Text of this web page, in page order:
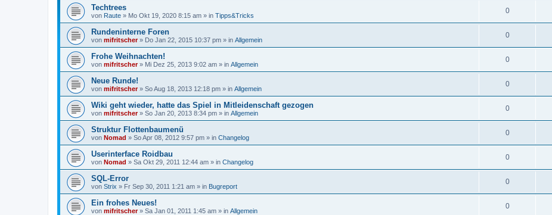
Techtrees
von Raute » Mo Okt 19, 2020 8:15 am » in Tipps&Tricks
0
Rundeninterne Foren
von mifritscher» Do Jan 22, 2015 10:37 pm » in Allgemein
0
Frohe Weihnachten!
von mifritscher» Mi Dez 25, 2013 9:02 am » in Allgemein
0
Neue Runde!
von mifritscher» So Aug 18, 2013 12:18 pm » in Allgemein
0
Wiki geht wieder, hatte das Spiel in Mitleidenschaft gezogen
von mifritscher» So Jan 20, 2013 8:34 pm » in Allgemein
0
Struktur Flottenbaumenü
von Nomad » So Apr 08, 2012 9:57 pm » in Changelog
0
Userinterface Roidbau
von Nomad » Sa Okt 29, 2011 12:44 am » in Changelog
0
SQL-Error
von Strix » Fr Sep 30, 2011 1:21 am » in Bugreport
0
Ein frohes Neues!
von mifritscher» Sa Jan 01, 2011 1:45 am » in Allgemein
0